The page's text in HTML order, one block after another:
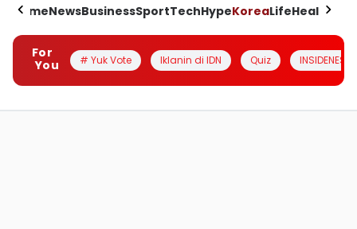
HomeNewsBusinessSportTechHypeKoreaLifeHealth
For
You
# Yuk Vote Iklanin di IDN Quiz INSIDENESIA